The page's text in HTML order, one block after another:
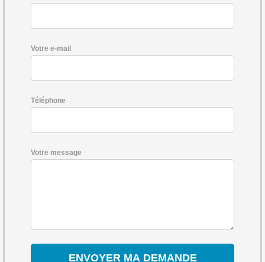
Votre e-mail
Téléphone
Votre message